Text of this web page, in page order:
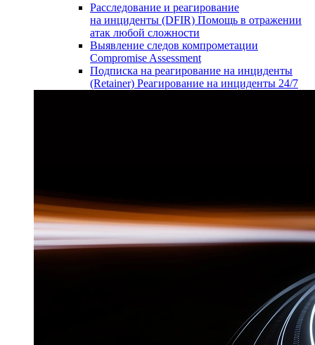
Расследование и реагирование
на инциденты (DFIR) Помощь в отражении
атак любой сложности
Выявление следов компрометации
Compromise Assessment
Подписка на реагирование на инциденты
(Retainer) Реагирование на инциденты 24/7